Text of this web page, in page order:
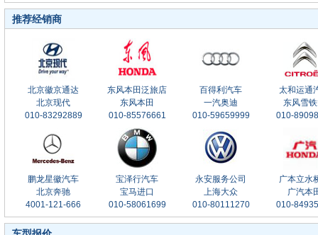
推荐经销商
北京徽京通达
北京现代
010-83292889
东风本田泛旅店
东风本田
010-85576661
百得利汽车
一汽奥迪
010-59659999
太和运通
东风雪
010-
鹏龙星徽汽车
北京奔驰
4001-121-666
宝泽行汽车
宝马进口
010-58061699
永安服务公司
上海大众
010-80111270
广本立水
广汽本
010-